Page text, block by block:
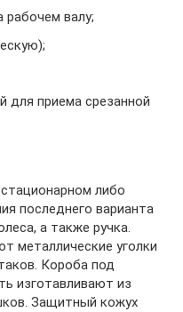
рабочем валу;
для приема срезанной
либо
последнего варианта
а также ручка.
металлические уголки
Короба под
изготавливают из
Защитный кожух